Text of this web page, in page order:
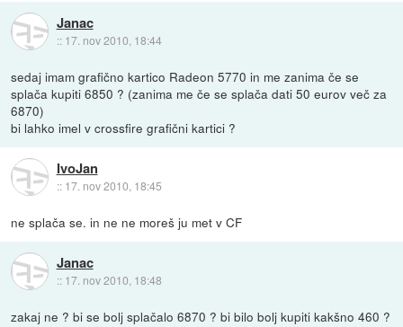
Janac
:: 17. nov 2010, 18:44
sedaj imam grafično kartico Radeon 5770 in me zanima če se
splača kupiti 6850 ? (zanima me če se splača dati 50 eurov več za
6870)
bi lahko imel v crossfire grafični kartici ?
IvoJan
:: 17. nov 2010, 18:45
ne splača se. in ne ne moreš ju met v CF
Janac
:: 17. nov 2010, 18:48
zakaj ne ? bi se bolj splačalo 6870 ? bi bilo bolj kupiti kakšno 460 ?